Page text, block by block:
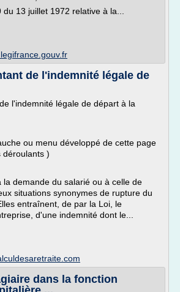
13 juillet 1972 relative à la...
de l'indemnité légale de
l'indemnité légale de départ à la
ou menu développé de cette page
déroulants )
la demande du salarié ou à celle de
situations synonymes de rupture du
entraînent, de par la Loi, le
d'une indemnité dont le...
dans la fonction